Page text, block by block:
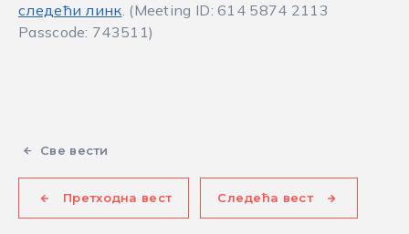
следећи линк. (Meeting ID: 614 5874 2113
Passcode: 743511)
Све вести
Претходна вест Следећа вест